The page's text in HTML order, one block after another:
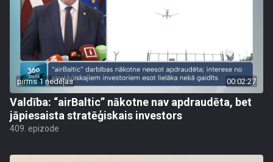
pirms 1 nedēļas 00:02:27
Valdība: “airBaltic” nākotne nav apdraudēta, bet
jāpiesaista stratēģiskais investors
409. epizode